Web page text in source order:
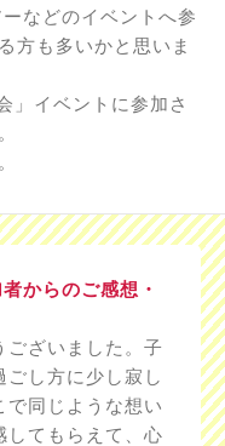
などのイベントへ参
方も多いかと思いま
」イベントに参加さ
からのご感想・
ございました。子
し方に少し寂し
で同じような想い
してもらえて、心